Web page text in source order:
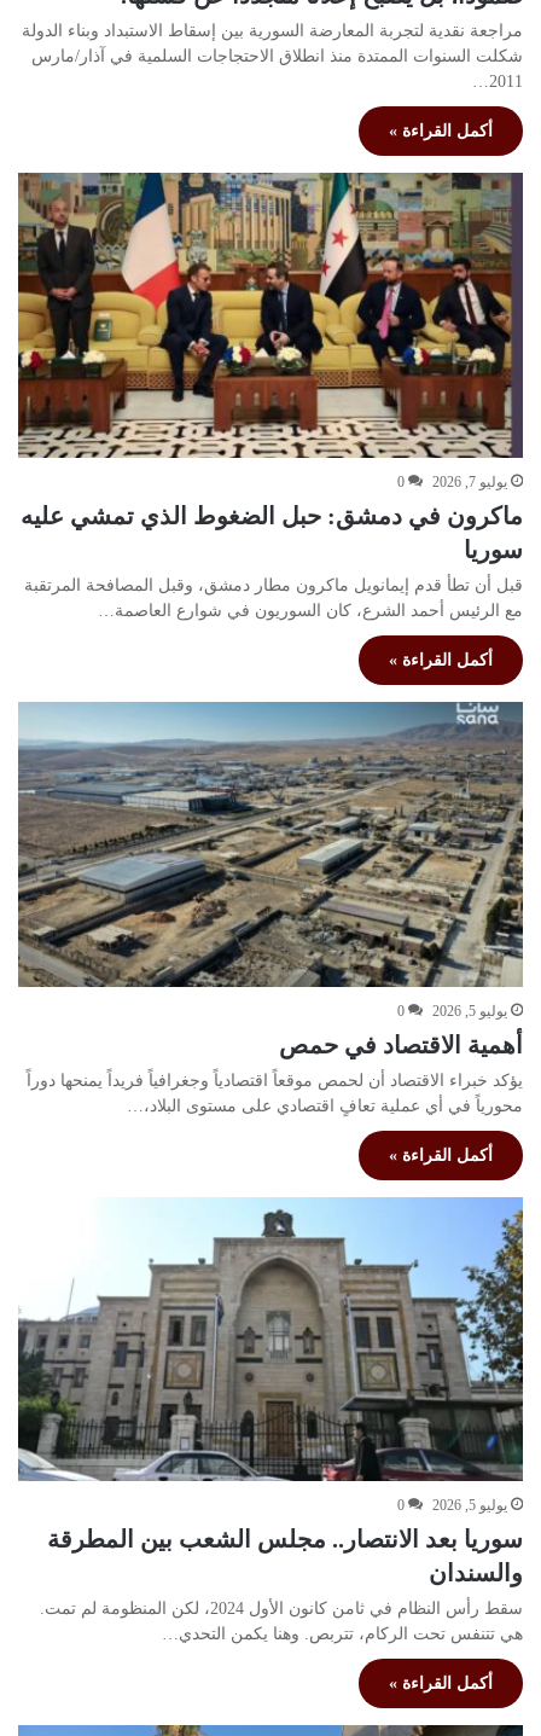
مراجعة نقدية لتجربة المعارضة السورية بين إسقاط الاستبداد وبناء الدولة
شكلت السنوات الممتدة منذ انطلاق الاحتجاجات السلمية في آذار/مارس
2011…
أكمل القراءة »
يوليو 7, 2026 0
ماكرون في دمشق: حبل الضغوط الذي تمشي عليه
سوريا
قبل أن تطأ قدم إيمانويل ماكرون مطار دمشق، وقبل المصافحة المرتقبة
مع الرئيس أحمد الشرع، كان السوريون في شوارع العاصمة…
أكمل القراءة »
يوليو 5, 2026 0
أهمية الاقتصاد في حمص
يؤكد خبراء الاقتصاد أن لحمص موقعاً اقتصادياً وجغرافياً فريداً يمنحها دوراً
محورياً في أي عملية تعافٍ اقتصادي على مستوى البلاد،…
أكمل القراءة »
يوليو 5, 2026 0
سوريا بعد الانتصار.. مجلس الشعب بين المطرقة
والسندان
سقط رأس النظام في ثامن كانون الأول 2024، لكن المنظومة لم تمت.
هي تتنفس تحت الركام، تتربص. وهنا يكمن التحدي…
أكمل القراءة »